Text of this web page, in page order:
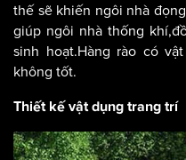
thế sẽ khiến ngôi nhà
giúp ngôi nhà thống
sinh hoạt.Hàng rào có
không tốt.
Thiết kế vật dụng trang trí